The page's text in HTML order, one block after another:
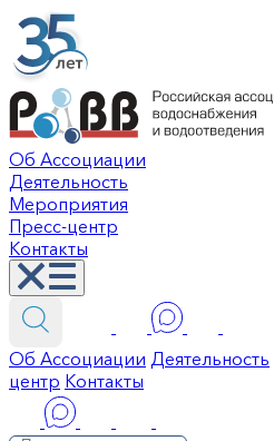
Об Ассоциации
Деятельность
Мероприятия
Пресс-центр
Контакты
Об Ассоциации Деятельность
центр Контакты